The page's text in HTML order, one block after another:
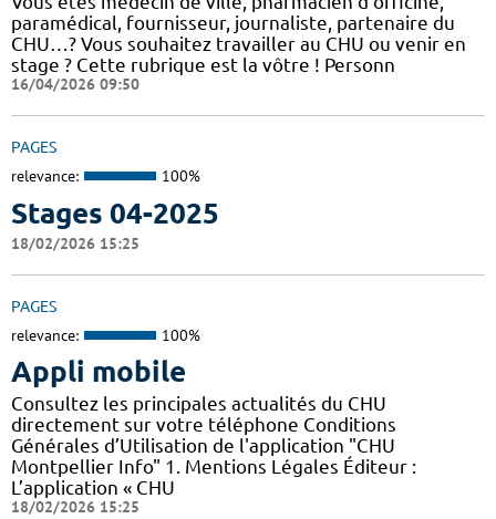
paramédical, fournisseur, journaliste, partenaire du
CHU…? Vous souhaitez travailler au CHU ou venir en
stage ? Cette rubrique est la vôtre ! Personn
16/04/2026 09:50
PAGES
relevance: 100%
Stages 04-2025
18/02/2026 15:25
PAGES
relevance: 100%
Appli mobile
Consultez les principales actualités du CHU
directement sur votre téléphone Conditions
Générales d’Utilisation de l'application "CHU
Montpellier Info" 1. Mentions Légales Éditeur :
L’application « CHU
18/02/2026 15:25